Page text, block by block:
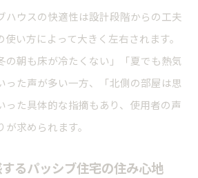
ウス基準とzehの違いを比較
ブハウス導入前の基準確認ポイント
築パッシブ基準の見極め方
ハウスの快適性は設計段階からの工夫
い方によって大きく左右されます。
の朝も床が冷たくない」「夏でも熱気
った声が多い一方、「北側の部屋は思
った具体的な指摘もあり、使用者の声
求められます。
るパッシブ住宅の住み心地